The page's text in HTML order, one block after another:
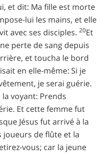
et dit: Ma fille est morte
lui les mains, et elle
avec ses disciples. 20Et
perte de sang depuis
et toucha le bord
en elle-même: Si je
je serai guérie.
voyant: Prends
Et cette femme fut
Jésus fut arrivé à la
joueurs de flûte et la
vous; car la jeune